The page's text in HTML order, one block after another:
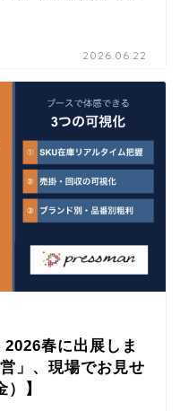
2026.06.22
春に出展しま
」、現場でお見せ
】